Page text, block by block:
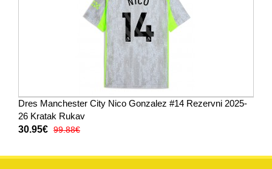
Dres Manchester City Nico Gonzalez #14 Rezervni 2025-
26 Kratak Rukav
30.95€ 99.88€